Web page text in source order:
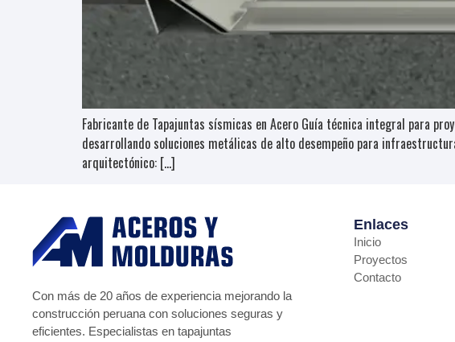
Fabricante de Tapajuntas sísmicas en Acero Guía técnica integral para
desarrollando soluciones metálicas de alto desempeño para
arquitectónico: […]
Con más de 20 años de experiencia mejorando la
construcción peruana con soluciones seguras y
eficientes. Especialistas en tapajuntas
Enlaces
Inicio
Proyectos
Contacto